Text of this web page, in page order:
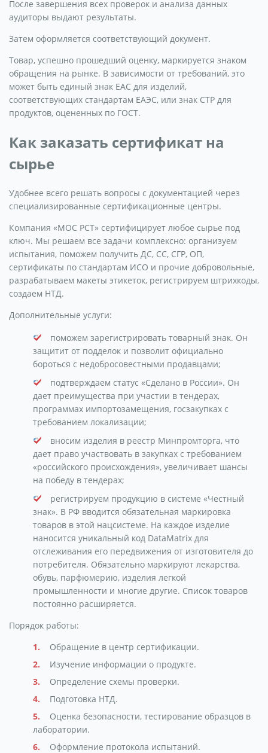
После завершения всех проверок и анализа данных
аудиторы выдают результаты.
Затем оформляется соответствующий документ.
Товар, успешно прошедший оценку, маркируется знаком
обращения на рынке. В зависимости от требований, это
может быть единый знак ЕАС для изделий,
соответствующих стандартам ЕАЭС, или знак СТР для
продуктов, оцененных по ГОСТ.
Как заказать сертификат на
сырье
Удобнее всего решать вопросы с документацией через
специализированные сертификационные центры.
Компания «МОС РСТ» сертифицирует любое сырье под
ключ. Мы решаем все задачи комплексно: организуем
испытания, поможем получить ДС, СС, СГР, ОП,
сертификаты по стандартам ИСО и прочие добровольные,
разрабатываем макеты этикеток, регистрируем штрихкоды,
создаем НТД.
Дополнительные услуги:
поможем зарегистрировать товарный знак. Он
защитит от подделок и позволит официально
бороться с недобросовестными продавцами;
подтверждаем статус «Сделано в России». Он
дает преимущества при участии в тендерах,
программах импортозамещения, госзакупках с
требованием локализации;
вносим изделия в реестр Минпромторга, что
дает право участвовать в закупках с требованием
«российского происхождения», увеличивает шансы
на победу в тендерах;
регистрируем продукцию в системе «Честный
знак». В РФ вводится обязательная маркировка
товаров в этой нацсистеме. На каждое изделие
наносится уникальный код DataMatrix для
отслеживания его передвижения от изготовителя до
потребителя. Обязательно маркируют лекарства,
обувь, парфюмерию, изделия легкой
промышленности и многие другие. Список товаров
постоянно расширяется.
Порядок работы:
Обращение в центр сертификации.
Изучение информации о продукте.
Определение схемы проверки.
Подготовка НТД.
Оценка безопасности, тестирование образцов в
лаборатории.
Оформление протокола испытаний.